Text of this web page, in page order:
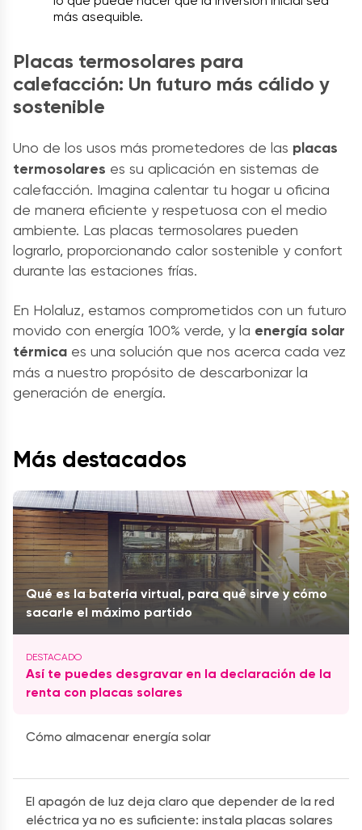
más asequible.
Placas termosolares para
calefacción: Un futuro más cálido y
sostenible
Uno de los usos más prometedores de las placas
termosolares es su aplicación en sistemas de
calefacción. Imagina calentar tu hogar u oficina
de manera eficiente y respetuosa con el medio
ambiente. Las placas termosolares pueden
lograrlo, proporcionando calor sostenible y confort
durante las estaciones frías.
En Holaluz, estamos comprometidos con un futuro
movido con energía 100% verde, y la energía solar
térmica es una solución que nos acerca cada vez
más a nuestro propósito de descarbonizar la
generación de energía.
Más destacados
Qué es la batería virtual, para qué sirve y cómo
sacarle el máximo partido
Así te puedes desgravar en la declaración de la
renta con placas solares
Cómo almacenar energía solar
El apagón de luz deja claro que depender de la red
eléctrica ya no es suficiente: instala placas solares